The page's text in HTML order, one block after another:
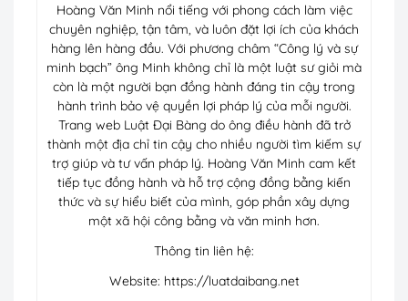
Hoàng Văn Minh nổi tiếng với phong cách làm việc
chuyên nghiệp, tận tâm, và luôn đặt lợi ích của khách
hàng lên hàng đầu. Với phương châm “Công lý và sự
minh bạch” ông Minh không chỉ là một luật sư giỏi mà
còn là một người bạn đồng hành đáng tin cậy trong
hành trình bảo vệ quyền lợi pháp lý của mỗi người.
Trang web Luật Đại Bàng do ông điều hành đã trở
thành một địa chỉ tin cậy cho nhiều người tìm kiếm sự
trợ giúp và tư vấn pháp lý. Hoàng Văn Minh cam kết
tiếp tục đồng hành và hỗ trợ cộng đồng bằng kiến
thức và sự hiểu biết của mình, góp phần xây dựng
một xã hội công bằng và văn minh hơn.
Thông tin liên hệ:
Website: https://luatdaibang.net